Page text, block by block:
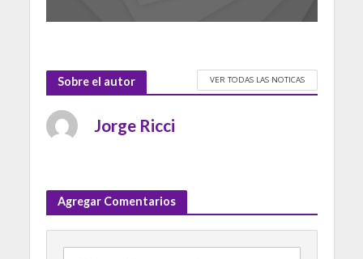
Sobre el autor VER TODAS LAS NOTICAS
Jorge Ricci
Agregar Comentarios